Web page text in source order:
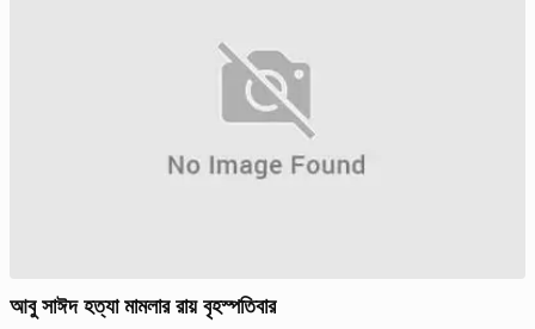
আবু সাঈদ হত্যা মামলার রায় বৃহস্পতিবার